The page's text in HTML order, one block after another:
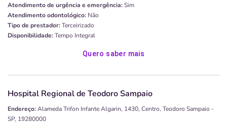
Atendimento de urgência e emergência:Sim
Atendimento odontológico: Não
Tipo de prestador:Terceirizado
Disponibilidade:Tempo Integral
Quero saber mais
Hospital Regional de Teodoro Sampaio
Endereço:Alameda Trifon Infante Algarin, 1430, Centro, Teodoro Sampaio -
SP, 19280000